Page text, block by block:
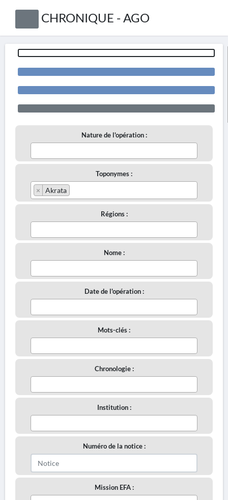
CHRONIQUE - AGO
Nature de l'opération :
Toponymes :
× Akrata
Régions :
Nome :
Date de l'opération :
Mots-clés :
Chronologie :
Institution :
Numéro de la notice :
Mission EFA :